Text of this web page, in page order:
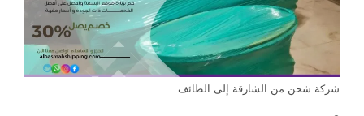
شركة شحن من الشارقة إلى الطائف